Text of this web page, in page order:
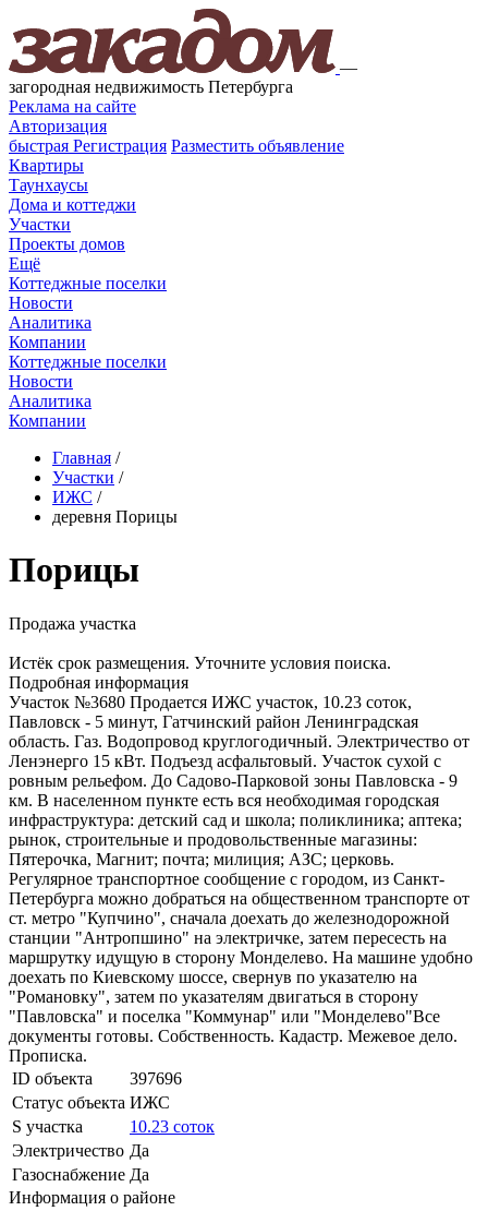
—
загородная недвижимость Петербурга
Реклама на сайте
Авторизация
быстрая Регистрация Разместить объявление
Квартиры
Таунхаусы
Дома и коттеджи
Участки
Проекты домов
Ещё
Коттеджные поселки
Новости
Аналитика
Компании
Коттеджные поселки
Новости
Аналитика
Компании
Главная /
Участки /
ИЖС /
деревня Порицы
Порицы
Продажа участка
Истёк срок размещения. Уточните условия поиска.
Подробная информация
Участок №3680 Продается ИЖС участок, 10.23 соток,
Павловск - 5 минут, Гатчинский район Ленинградская
область. Газ. Водопровод круглогодичный. Электричество от
Ленэнерго 15 кВт. Подъезд асфальтовый. Участок сухой с
ровным рельефом. До Садово-Парковой зоны Павловска - 9
км. В населенном пункте есть вся необходимая городская
инфраструктура: детский сад и школа; поликлиника; аптека;
рынок, строительные и продовольственные магазины:
Пятерочка, Магнит; почта; милиция; АЗС; церковь.
Регулярное транспортное сообщение с городом, из Санкт-
Петербурга можно добраться на общественном транспорте от
ст. метро "Купчино", сначала доехать до железнодорожной
станции "Антропшино" на электричке, затем пересесть на
маршрутку идущую в сторону Монделево. На машине удобно
доехать по Киевскому шоссе, свернув по указателю на
"Романовку", затем по указателям двигаться в сторону
"Павловска" и поселка "Коммунар" или "Монделево"Все
документы готовы. Собственность. Кадастр. Межевое дело.
Прописка.
ID объекта
397696
Статус объекта ИЖС
S участка
10.23 соток
Электричество Да
Газоснабжение Да
Информация о районе